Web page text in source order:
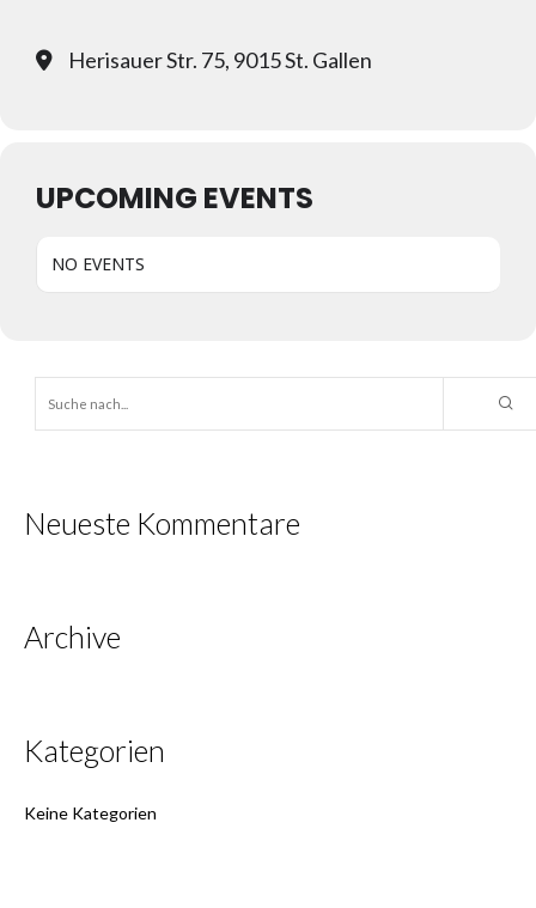
Herisauer Str. 75, 9015 St. Gallen
UPCOMING EVENTS
NO EVENTS
Neueste Kommentare
Archive
Kategorien
Keine Kategorien